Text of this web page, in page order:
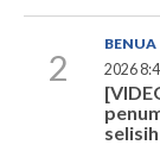
2
BENUA
2026
selisih